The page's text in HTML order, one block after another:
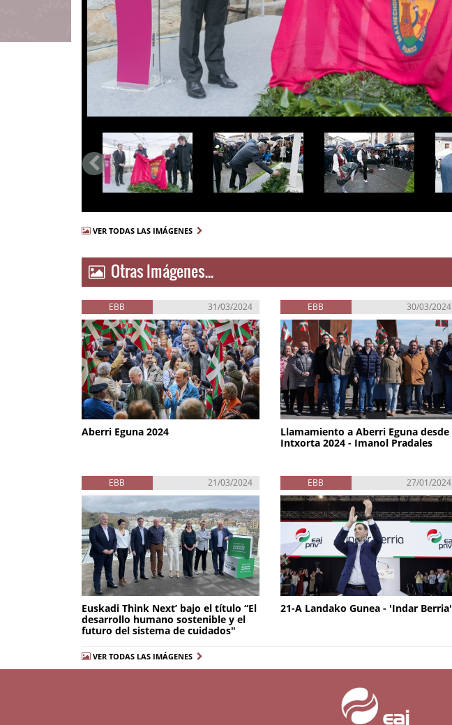
VER TODAS LAS IMÁGENES
Otras Imágenes...
EBB 31/03/2024
Aberri Eguna 2024
EBB 30/03/2024
Llamamiento a Aberri Eguna desde
Intxorta 2024 - Imanol Pradales
EBB 21/03/2024
Euskadi Think Next’ bajo el título “El
desarrollo humano sostenible y el
futuro del sistema de cuidados"
EBB 27/01/2024
21-A Landako Gunea - 'Indar Berria'
VER TODAS LAS IMÁGENES